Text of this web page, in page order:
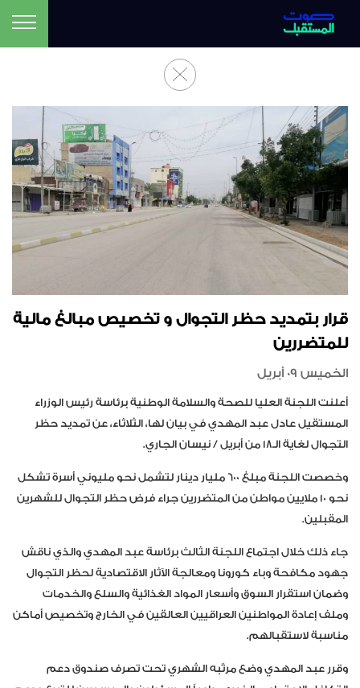
قرار بتمديد حظر التجوال و تخصيص مبالغ مالية
للمتضررين
الخميس 09 أبريل
أعلنت اللجنة العليا للصحة والسلامة الوطنية برئاسة رئيس الوزراء
المستقيل عادل عبد المهدي في بيان لها، الثلاثاء، عن تمديد حظر
التجوال لغاية الـ18 من أبريل / نيسان الجاري.
وخصصت اللجنة مبلغ 600 مليار دينار لتشمل نحو مليوني أسرة تشكل
نحو 10 ملايين مواطن من المتضررين جراء فرض حظر التجوال للشهرين
المقبلين.
جاء ذلك خلال اجتماع اللجنة الثالث برئاسة عبد المهدي والذي ناقش
جهود مكافحة وباء كورونا ومعالجة الآثار الاقتصادية لحظر التجوال
وضمان استقرار السوق وأسعار المواد الغذائية والسلع والخدمات
وملف إعادة المواطنين العراقيين العالقين في الخارج وتخصيص أماكن
مناسبة لاستقبالهم.
وقرر عبد المهدي وضع مرتّبه الشهري تحت تصرف صندوق دعم